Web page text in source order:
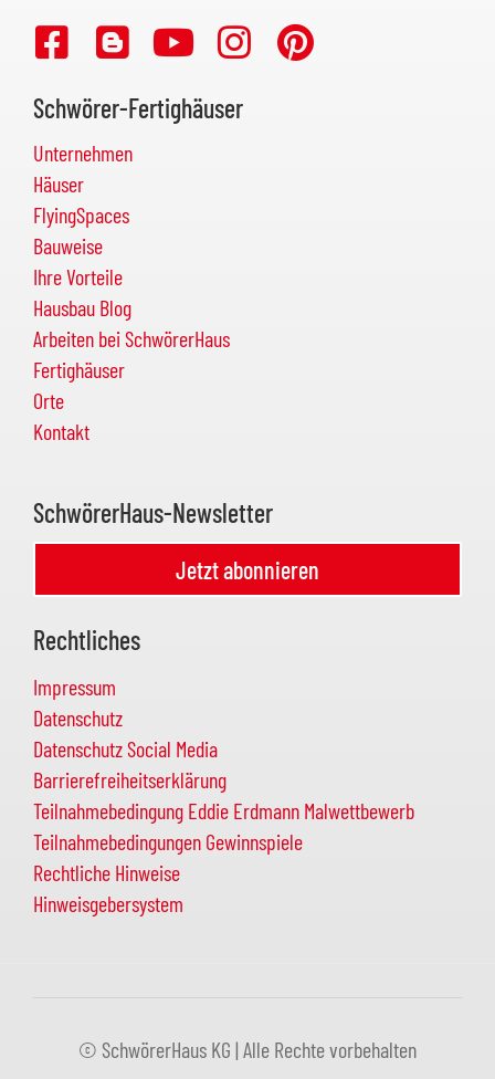
Schwörer-Fertighäuser
Unternehmen
Häuser
FlyingSpaces
Bauweise
Ihre Vorteile
Hausbau Blog
Arbeiten bei SchwörerHaus
Fertighäuser
Orte
Kontakt
SchwörerHaus-Newsletter
Jetzt abonnieren
Rechtliches
Impressum
Datenschutz
Datenschutz Social Media
Barrierefreiheitserklärung
Teilnahmebedingung Eddie Erdmann Malwettbewerb
Teilnahmebedingungen Gewinnspiele
Rechtliche Hinweise
Hinweisgebersystem
© SchwörerHaus KG | Alle Rechte vorbehalten